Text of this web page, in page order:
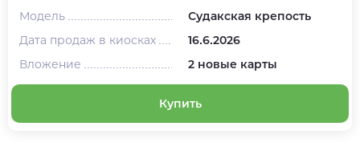
Модель
Судакская крепость
Дата продаж в киосках
16.6.2026
Вложение
2 новые карты
Купить